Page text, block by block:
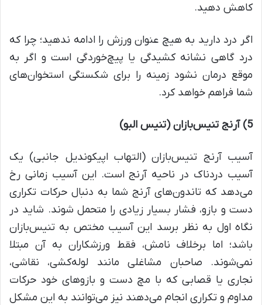
کاهش دهید.
اگر درد دارید به هیچ عنوان ورزش را ادامه ندهید؛ چرا که
درد گاهی نشانه کشیدگی یا پیچ‌خوردگی است و اگر به
موقع درمان نشود زمینه را برای شکستگی استخوان‌های
شما فراهم خواهد کرد.
5) آرنج تنیس‌بازان (تنیس البو)
آسیب آرنج تنیس‌بازان (التهاب اپیکوندیل جانبی) یک
آسیب دردناک در ناحیه آرنج است. این آسیب زمانی رخ
می‌دهد که تاندون‌های آرنج شما به دنبال حرکات تکراری
دست و بازو، فشار بسیار زیادی را متحمل شوند. شاید در
نگاه اول به نظر برسد این آسیب مختص به تنیس‌بازان
باشد؛ اما برخلاف نامش، فقط ورزشکاران به آن مبتلا
نمی‌شوند. صاحبان مشاغلی مانند لوله‌کشی، نقاشی،
نجاری یا قصابی که با مچ دست و بازوهای خود حرکات
مداوم و تکراری انجام می‌دهند نیز می‌توانند به این مشکل